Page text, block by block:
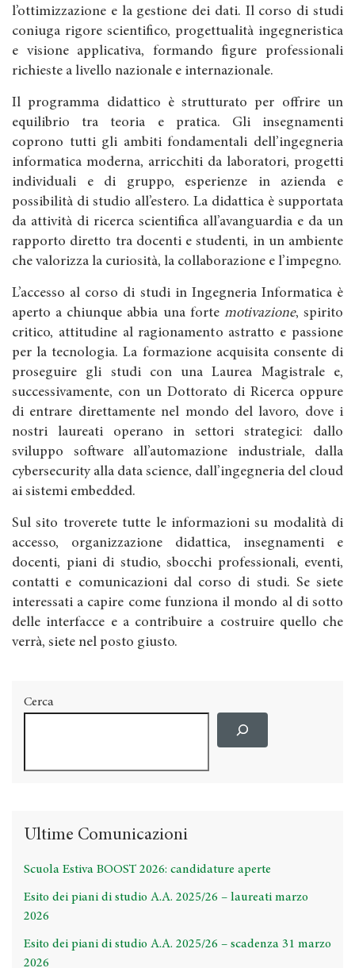
l’ottimizzazione e la gestione dei dati. Il corso di studi
coniuga rigore scientifico, progettualità ingegneristica
e visione applicativa, formando figure professionali
richieste a livello nazionale e internazionale.
Il programma didattico è strutturato per offrire un
equilibrio tra teoria e pratica. Gli insegnamenti
coprono tutti gli ambiti fondamentali dell’ingegneria
informatica moderna, arricchiti da laboratori, progetti
individuali e di gruppo, esperienze in azienda e
possibilità di studio all’estero. La didattica è supportata
da attività di ricerca scientifica all’avanguardia e da un
rapporto diretto tra docenti e studenti, in un ambiente
che valorizza la curiosità, la collaborazione e l’impegno.
L’accesso al corso di studi in Ingegneria Informatica è
aperto a chiunque abbia una forte motivazione, spirito
critico, attitudine al ragionamento astratto e passione
per la tecnologia. La formazione acquisita consente di
proseguire gli studi con una Laurea Magistrale e,
successivamente, con un Dottorato di Ricerca oppure
di entrare direttamente nel mondo del lavoro, dove i
nostri laureati operano in settori strategici: dallo
sviluppo software all’automazione industriale, dalla
cybersecurity alla data science, dall’ingegneria del cloud
ai sistemi embedded.
Sul sito troverete tutte le informazioni su modalità di
accesso, organizzazione didattica, insegnamenti e
docenti, piani di studio, sbocchi professionali, eventi,
contatti e comunicazioni dal corso di studi. Se siete
interessati a capire come funziona il mondo al di sotto
delle interfacce e a contribuire a costruire quello che
verrà, siete nel posto giusto.
Cerca
Ultime Comunicazioni
Scuola Estiva BOOST 2026: candidature aperte
Esito dei piani di studio A.A. 2025/26 – laureati marzo
2026
Esito dei piani di studio A.A. 2025/26 – scadenza 31 marzo
2026